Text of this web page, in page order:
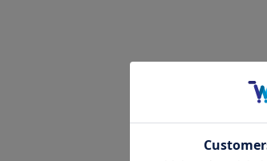
お気